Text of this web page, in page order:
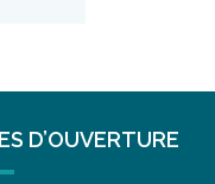
D’OUVERTURE